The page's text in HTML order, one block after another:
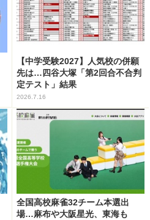
【中学受験2027】人気校の併願
先は…四谷大塚「第2回合不合判
定テスト」結果
2026.7.16
全国高校麻雀32チーム本選出
場…麻布や大阪星光、東海も